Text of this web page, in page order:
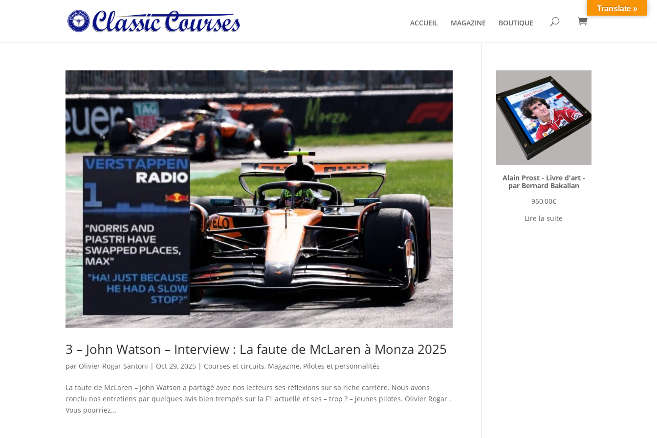
ACCUEIL MAGAZINE BOUTIQUE U 
3 – John Watson – Interview : La faute de McLaren à Monza 2025
par Olivier Rogar Santoni | Oct 29, 2025 | Courses et circuits, Magazine, Pilotes et personnalités
La faute de McLaren – John Watson a partagé avec nos lecteurs ses réflexions sur sa riche carrière. Nous avons
conclu nos entretiens par quelques avis bien trempés sur la F1 actuelle et ses – trop ? – jeunes pilotes. Olivier Rogar .
Vous pourriez...
Alain Prost - Livre d'art -
par Bernard Bakalian
950,00€
Lire la suite
Translate »